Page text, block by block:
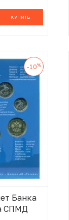
КУПИТЬ
-10%
Банка
СПМД